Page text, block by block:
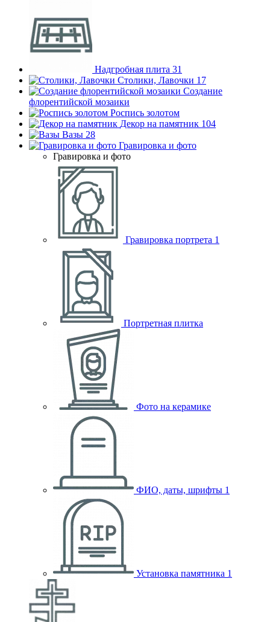
Надгробная плита 31
Столики, Лавочки 17
Создание
флорентийской мозаики
Роспись золотом
Декор на памятник 104
Вазы 28
Гравировка и фото
Гравировка и фото
Гравировка портрета 1
Портретная плитка
Фото на керамике
ФИО, даты, шрифты 1
Установка памятника 1